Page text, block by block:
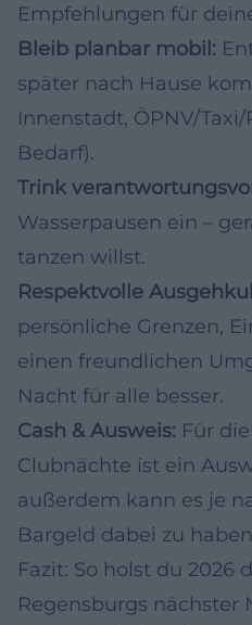
Empfehlungen für
Bleib planbar mobil:
später nach Hause
Innenstadt, ÖPNV/
Bedarf).
Trink
Wasserpausen ein –
tanzen willst.
Respektvolle
persönliche Grenzen,
einen freundlichen
Nacht für alle besser.
Cash & Ausweis: Für
Clubnächte ist ein
außerdem kann es je
Bargeld dabei zu
Fazit: So holst du 2026
Regensburgs nächster